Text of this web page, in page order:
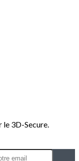
le 3D-Secure.